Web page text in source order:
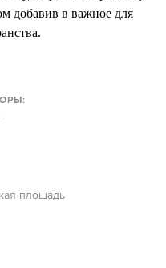
добавив в важное для
площадь